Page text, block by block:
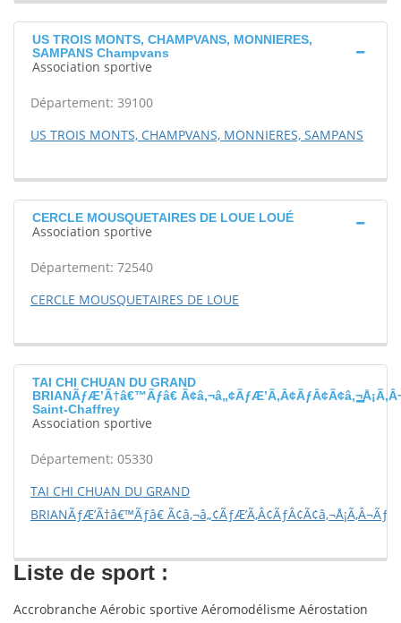
US TROIS MONTS, CHAMPVANS, MONNIERES,
SAMPANS Champvans
Association sportive
Département: 39100
US TROIS MONTS, CHAMPVANS, MONNIERES, SAMPANS
CERCLE MOUSQUETAIRES DE LOUE LOUÉ
Association sportive
Département: 72540
CERCLE MOUSQUETAIRES DE LOUE
TAI CHI CHUAN DU GRAND
BRIANÃƒÆ’Ã†â€™Ãƒâ€
Saint-Chaffrey
Association sportive
Département: 05330
TAI CHI CHUAN DU GRAND
BRIANÃƒÆ’Ã†â€™Ãƒâ€
Liste de sport :
Accrobranche Aérobic sportive Aéromodélisme Aérostation